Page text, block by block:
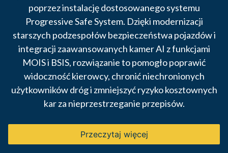
poprzez instalację dostosowanego systemu
Progressive Safe System. Dzięki modernizacji
starszych podzespołów bezpieczeństwa pojazdów i
integracji zaawansowanych kamer AI z funkcjami
MOIS i BSIS, rozwiązanie to pomogło poprawić
widoczność kierowcy, chronić niechronionych
użytkowników dróg i zmniejszyć ryzyko kosztownych
kar za nieprzestrzeganie przepisów.
Przeczytaj więcej